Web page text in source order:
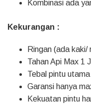
Kombinasi ada
Kekurangan :
Ringan (ada kaki/
Tahan Api Max 1
Tebal pintu
Garansi hanya
Kekuatan pintu